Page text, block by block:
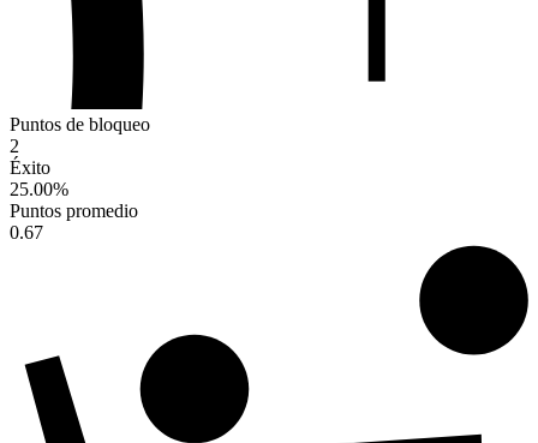
Puntos de bloqueo
2
Éxito
25.00%
Puntos promedio
0.67